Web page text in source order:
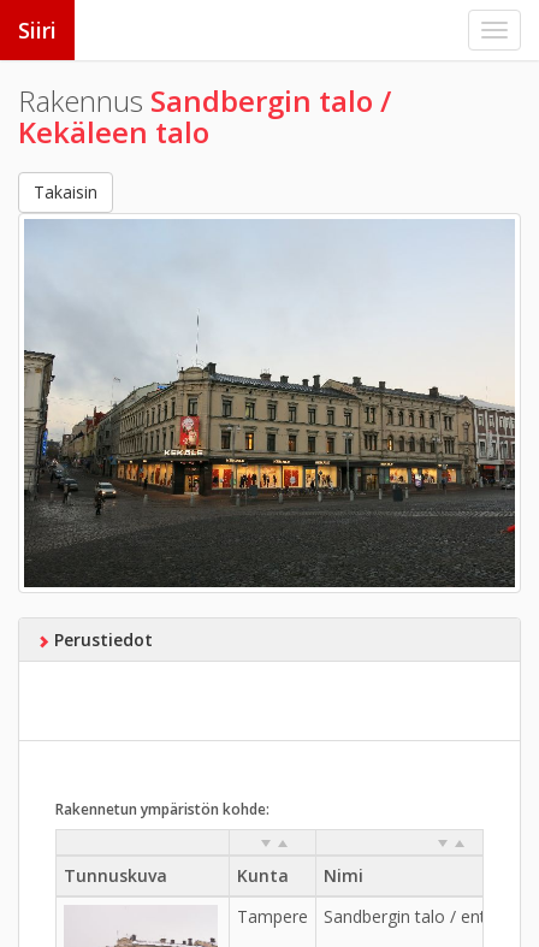
Siiri
Rakennus Sandbergin talo /
Kekäleen talo
Takaisin
Perustiedot
Rakennetun ympäristön kohde:
Tunnuskuva Kunta Nimi
Tampere Sandbergin talo / entinen